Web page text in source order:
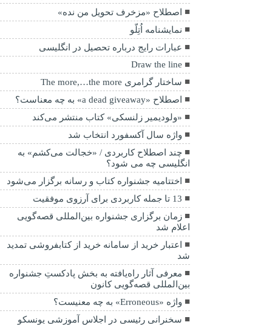
اصطلاح «مزخرف تحویل من نده»
نمایشنامه اُتِلّو
عبارات رایج درباره تحصیل در انگلیسی
Draw the line
ساختار گرامری The more,…the more
اصطلاح «a dead giveaway» به چه معناست؟
«ولودیمیر زلنسکی» کتاب منتشر می‌کند
واژه سال آکسفورد انتخاب شد
چند اصطلاح کاربردی / «خجالت می‌کشم» به
انگلیسی چه می شود؟
اختتامیه جشنواره کتاب و رسانه برگزار می‌شود
13 تا جمله کاربردی برای آرزوی موفقیت
زمان برگزاری جشنواره بین‌المللی قصه‌گویی
اعلام شد
اعتبار خرید از سامانه خرید از کتابفروشی تمدید
شد
معرفی آثار راه‌یافته به بخش پادکستِ جشنواره
بین‌المللی قصه‌گویی کانون
واژه «Erroneous» به چه معنیست؟
سخنرانی رئیسی در اجلاس آموزشی یونسکو